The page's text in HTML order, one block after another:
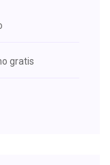
gratis